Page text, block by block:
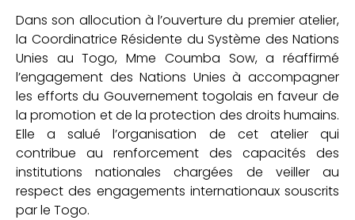
Dans son allocution à l’ouverture du premier atelier,
la Coordinatrice Résidente du Système des Nations
Unies au Togo, Mme Coumba Sow, a réaffirmé
l’engagement des Nations Unies à accompagner
les efforts du Gouvernement togolais en faveur de
la promotion et de la protection des droits humains.
Elle a salué l’organisation de cet atelier qui
contribue au renforcement des capacités des
institutions nationales chargées de veiller au
respect des engagements internationaux souscrits
par le Togo.